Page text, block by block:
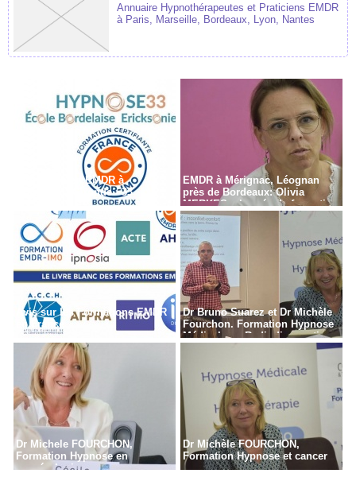
Annuaire Hypnothérapeutes et Praticiens EMDR
à Paris, Marseille, Bordeaux, Lyon, Nantes
Formation en EMDR à
Bordeaux - Gironde - 33
EMDR à Mérignac, Léognan
près de Bordeaux: Olivia
MERKES, chargée de formation
Avis sur les Formations EMDR
en France
Dr Bruno Suarez et Dr Michèle
Fourchon. Formation Hypnose
Médicale en Radiodiagnostic,
Dr Michele FOURCHON,
Formation Hypnose en
cancérologie
Dr Michèle FOURCHON,
Formation Hypnose et cancer